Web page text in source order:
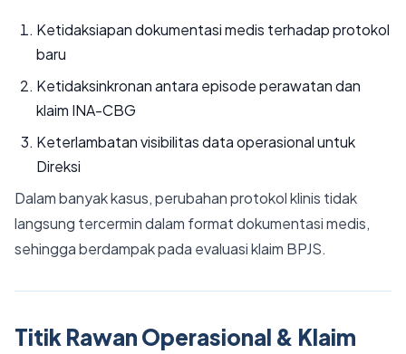
Ketidaksiapan dokumentasi medis terhadap protokol
baru
Ketidaksinkronan antara episode perawatan dan
klaim INA-CBG
Keterlambatan visibilitas data operasional untuk
Direksi
Dalam banyak kasus, perubahan protokol klinis tidak
langsung tercermin dalam format dokumentasi medis,
sehingga berdampak pada evaluasi klaim BPJS.
Titik Rawan Operasional & Klaim